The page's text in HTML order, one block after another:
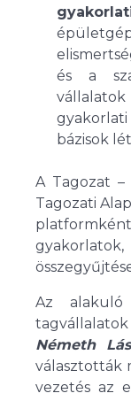
és a
bázisok
A Tagozat –
Tagozati
Az
Németh
választották
vezetés az